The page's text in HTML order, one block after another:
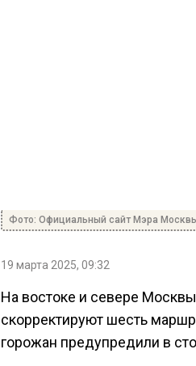
Фото: Официальный сайт Мэра
19 марта 2025, 09:32
На востоке и севере
скорректируют шесть
горожан предупредили в